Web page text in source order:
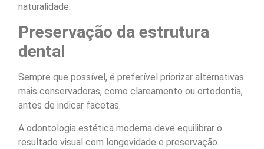
naturalidade.
Preservação da estrutura
dental
Sempre que possível, é preferível priorizar alternativas
mais conservadoras, como clareamento ou ortodontia,
antes de indicar facetas.
A odontologia estética moderna deve equilibrar o
resultado visual com longevidade e preservação.